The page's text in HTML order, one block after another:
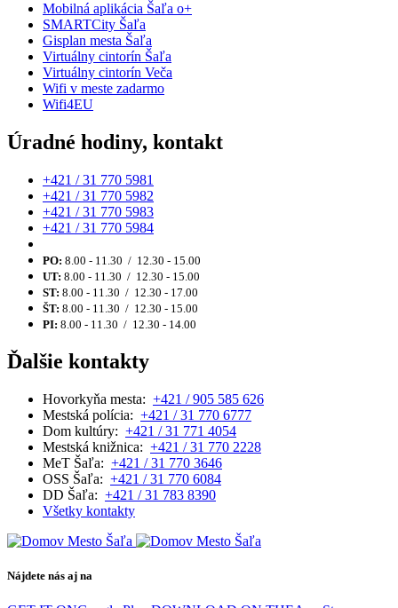
Mobilná aplikácia Šaľa o+
SMARTCity Šaľa
Gisplan mesta Šaľa
Virtuálny cintorín Šaľa
Virtuálny cintorín Veča
Wifi v meste zadarmo
Wifi4EU
Úradné hodiny, kontakt
+421 / 31 770 5981
+421 / 31 770 5982
+421 / 31 770 5983
+421 / 31 770 5984
PO: 8.00 - 11.30 / 12.30 - 15.00
UT: 8.00 - 11.30 / 12.30 - 15.00
ST: 8.00 - 11.30 / 12.30 - 17.00
ŠT: 8.00 - 11.30 / 12.30 - 15.00
PI: 8.00 - 11.30 / 12.30 - 14.00
Ďalšie kontakty
Hovorkyňa mesta: +421 / 905 585 626
Mestská polícia: +421 / 31 770 6777
Dom kultúry: +421 / 31 771 4054
Mestská knižnica: +421 / 31 770 2228
MeT Šaľa: +421 / 31 770 3646
OSS Šaľa: +421 / 31 770 6084
DD Šaľa: +421 / 31 783 8390
Všetky kontakty
Nájdete nás aj na